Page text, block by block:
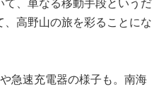
、単なる移動手段というだ
高野山の旅を彩ることにな
急速充電器の様子も。南海